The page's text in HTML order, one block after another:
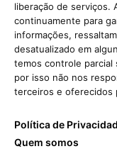
liberação de serviços.
continuamente para
informações,
desatualizado em
temos controle parcial
por isso não nos
terceiros e oferecidos
Política de
Quem somos